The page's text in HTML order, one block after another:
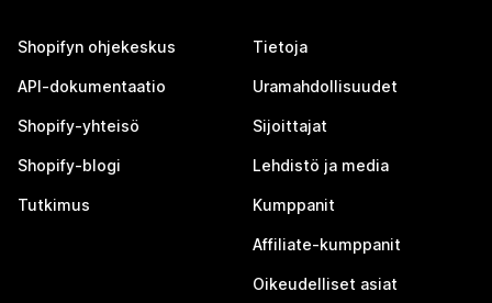
Shopifyn ohjekeskus
API-dokumentaatio
Shopify-yhteisö
Shopify-blogi
Tutkimus
Tietoja
Uramahdollisuudet
Sijoittajat
Lehdistö ja media
Kumppanit
Affiliate-kumppanit
Oikeudelliset asiat